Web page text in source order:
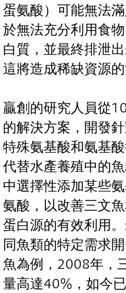
蛋氨酸）可能無法
於無法充分利用食
白質，並最終排泄
這將造成稀缺資源
贏創的研究人員從
的解決方案，開發
特殊氨基酸和氨基
代替水產養殖中的
中選擇性添加某些
氨酸，以改善三文
蛋白源的有效利用
同魚類的特定需求
魚為例，2008年，
量高達40%，如今